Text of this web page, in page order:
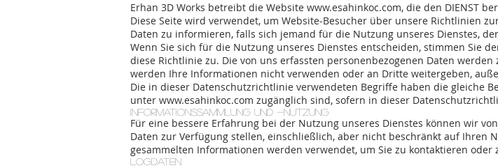
Erhan 3D Works betreibt die Website www.esahinkoc.com, die den DIENST
Diese Seite wird verwendet, um Website-Besucher über unsere Richtlinien
Daten zu informieren, falls sich jemand für die Nutzung unseres Dienstes,
Wenn Sie sich für die Nutzung unseres Dienstes entscheiden, stimmen Sie
diese Richtlinie zu. Die von uns erfassten personenbezogenen Daten
werden Ihre Informationen nicht verwenden oder an Dritte weitergeben,
Die in dieser Datenschutzrichtlinie verwendeten Begriffe haben die gleiche
unter www.esahinkoc.com zugänglich sind, sofern in dieser
Informationssammlung und -nutzung
Für eine bessere Erfahrung bei der Nutzung unseres Dienstes können wir
Daten zur Verfügung stellen, einschließlich, aber nicht beschränkt auf Ihren
gesammelten Informationen werden verwendet, um Sie zu kontaktieren oder
Logdaten